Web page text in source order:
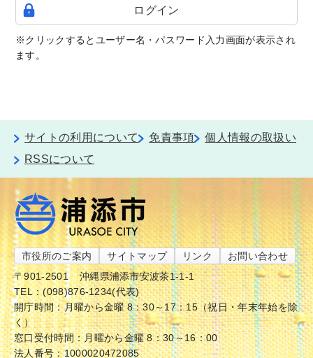
ログイン
※クリックするとユーザー名・パスワード入力画面が表示され
ます。
サイトの利用について 免責事項
個人情報の取扱い
RSSについて
市役所のご案内 サイトマップ リンク
お問い合わせ
〒901-2501
沖縄県浦添市安波茶1-1-1
TEL：(098)876-1234(代表)
開庁時間：月曜から金曜 8：30～17：15（祝日・年末年始を除
く）
窓口受付時間：月曜から金曜 8：30～16：00
法人番号：1000020472085